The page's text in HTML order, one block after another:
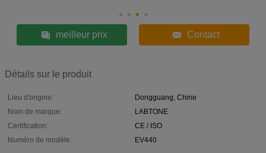
meilleur prix Contact
Détails sur le produit
Lieu d'origine:
Dongguang, Chine
Nom de marque:
LABTONE
Certification:
CE / ISO
Numéro de modèle:
EV440